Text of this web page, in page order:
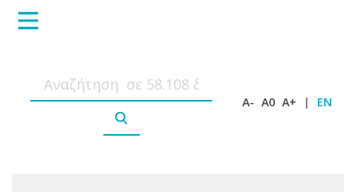
A- A0 A+ | EN